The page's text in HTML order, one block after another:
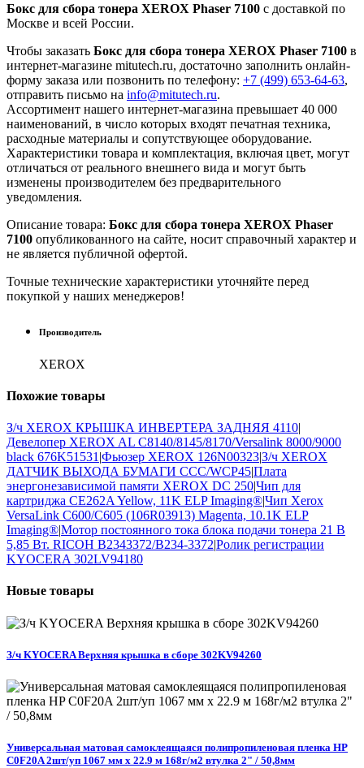
Бокс для сбора тонера XEROX Phaser 7100 с доставкой по
Москве и всей России.
Чтобы заказать Бокс для сбора тонера XEROX Phaser 7100 в
интернет-магазине mitutech.ru, достаточно заполнить онлайн-
форму заказа или позвонить по телефону: +7 (499) 653-64-63,
отправить письмо на info@mitutech.ru.
Ассортимент нашего интернет-магазина превышает 40 000
наименований, в число которых входят печатная техника,
расходные материалы и сопутствующее оборудование.
Характеристики товара и комплектация, включая цвет, могут
отличаться от реального внешнего вида и могут быть
изменены производителем без предварительного
уведомления.
Описание товара: Бокс для сбора тонера XEROX Phaser
7100 опубликованного на сайте, носит справочный характер и
не является публичной офертой.
Точные технические характеристики уточняйте перед
покупкой у наших менеджеров!
Производитель
XEROX
Похожие товары
З/ч XEROX КРЫШКА ИНВЕРТЕРА ЗАДНЯЯ 4110|
Девелопер XEROX AL С8140/8145/8170/Versalink 8000/9000
black 676K51531 |Фьюзер XEROX 126N00323|З/ч XEROX
ДАТЧИК ВЫХОДА БУМАГИ CCC/WCP45|Плата
энергонезависимой памяти XEROX DC 250|Чип для
картриджа CE262A Yellow, 11K ELP Imaging®|Чип Xerox
VersaLink C600/C605 (106R03913) Magenta, 10.1K ELP
Imaging®|Мотор постоянного тока блока подачи тонера 21 В
5,85 Вт. RICOH B2343372/B234-3372|Ролик регистрации
KYOCERA 302LV94180
Новые товары
З/ч KYOCERA Верхняя крышка в сборе 302KV94260
Универсальная матовая самоклеящаяся полипропиленовая пленка HP
C0F20A 2шт/уп 1067 мм x 22.9 м 168г/м2 втулка 2" / 50,8мм